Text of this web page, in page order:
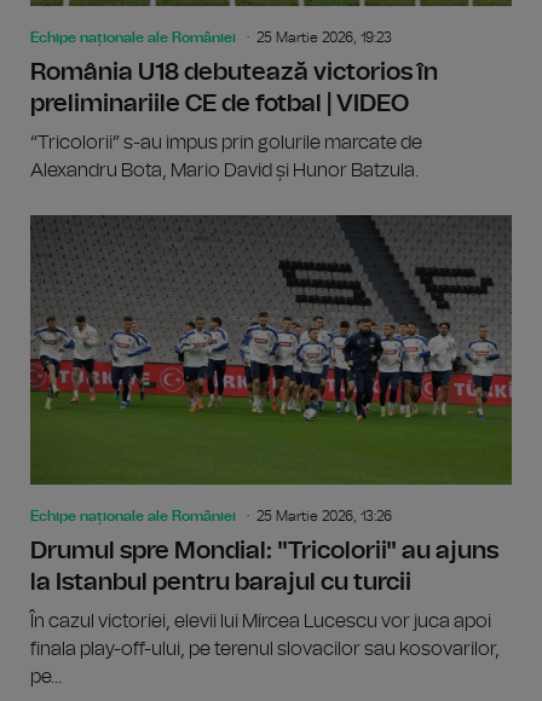
Echipe naționale ale României 25 Martie 2026, 19:23
România U18 debutează victorios în
preliminariile CE de fotbal | VIDEO
“Tricolorii” s-au impus prin golurile marcate de
Alexandru Bota, Mario David și Hunor Batzula.
Echipe naționale ale României 25 Martie 2026, 13:26
Drumul spre Mondial: "Tricolorii" au ajuns
la Istanbul pentru barajul cu turcii
În cazul victoriei, elevii lui Mircea Lucescu vor juca apoi
finala play-off-ului, pe terenul slovacilor sau kosovarilor,
pe...